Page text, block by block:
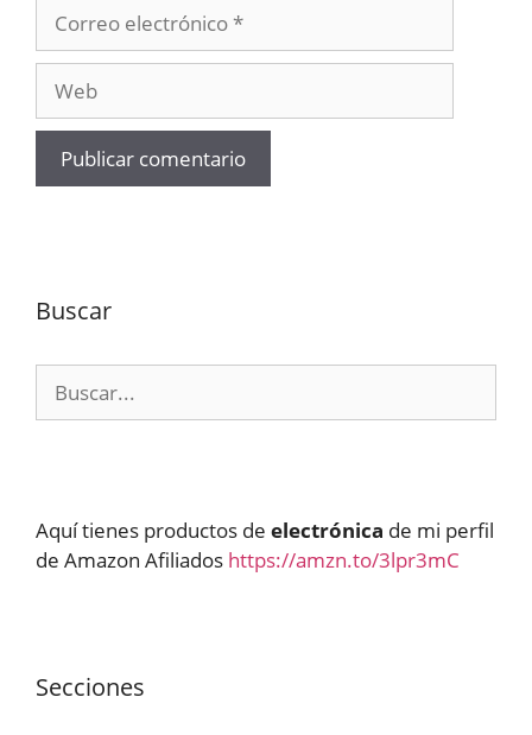
electrónico
Buscar
Aquí tienes productos de electrónica de mi perfil
de Amazon Afiliados https://amzn.to/3lpr3mC
Secciones